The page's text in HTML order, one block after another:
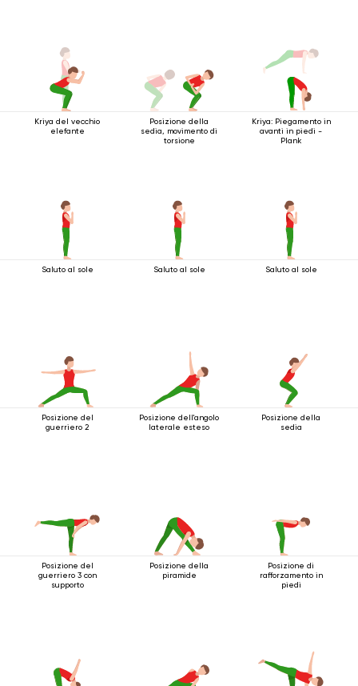
Kriya del vecchio
elefante
Posizione della
sedia, movimento di
torsione
Kriya: Piegamento in
avanti in piedi -
Plank
Saluto al sole Saluto al sole Saluto al sole
Posizione del
guerriero 2
Posizione dell'angolo
laterale esteso
Posizione della
sedia
Posizione del
guerriero 3 con
supporto
Posizione della
piramide
Posizione di
rafforzamento in
piedi